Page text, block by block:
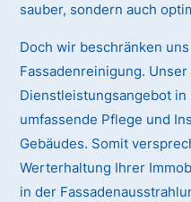
sauber, sondern auch
Doch wir beschränken
Fassadenreinigung.
Dienstleistungsangebot
umfassende Pflege und
Gebäudes. Somit
Werterhaltung Ihrer
in der